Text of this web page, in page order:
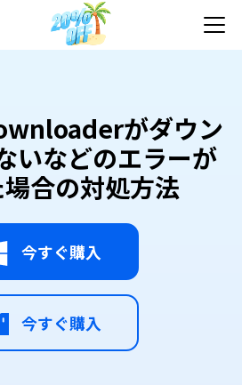
がダウン
いなどのエラーが
合の対処方法
今すぐ購入
今すぐ購入